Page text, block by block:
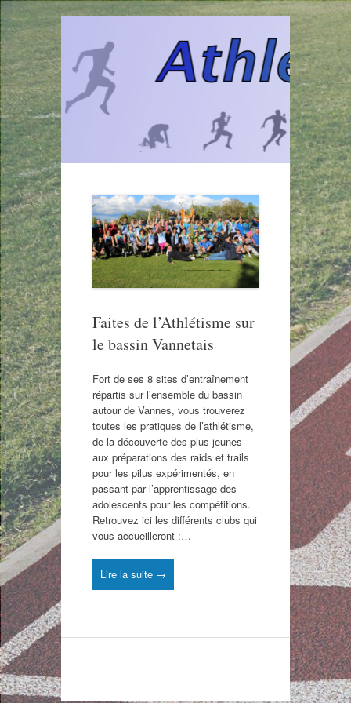
contenu
Faites de l’Athlétisme sur
le bassin Vannetais
Fort de ses 8 sites d’entraînement
répartis sur l’ensemble du bassin
autour de Vannes, vous trouverez
toutes les pratiques de l’athlétisme,
de la découverte des plus jeunes
aux préparations des raids et trails
pour les pilus expérimentés, en
passant par l’apprentissage des
adolescents pour les compétitions.
Retrouvez ici les différents clubs qui
vous accueilleront :…
Lire la suite →